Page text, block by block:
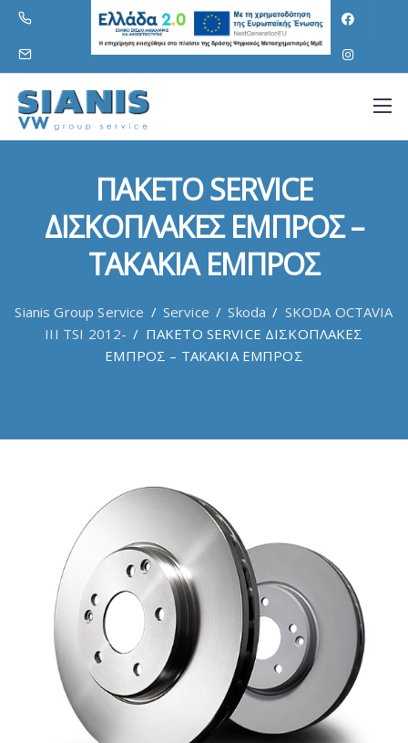
ΠΑΚΕΤΟ SERVICE
ΔΙΣΚΟΠΛΑΚΕΣ ΕΜΠΡΟΣ –
ΤΑΚΑΚΙΑ ΕΜΠΡΟΣ
Sianis Group Service / Service / Skoda / SKODA OCTAVIA
III TSI 2012- / ΠΑΚΕΤΟ SERVICE ΔΙΣΚΟΠΛΑΚΕΣ
ΕΜΠΡΟΣ – ΤΑΚΑΚΙΑ ΕΜΠΡΟΣ